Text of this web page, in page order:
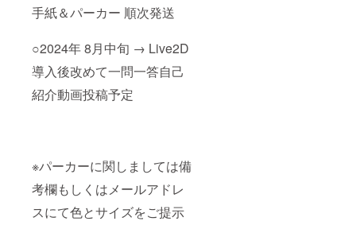
手紙＆パーカー 順次発送
○2024年 8月中旬 → Live2D
導入後改めて一問一答自己
紹介動画投稿予定
※パーカーに関しましては備
考欄もしくはメールアドレ
スにて色とサイズをご提示